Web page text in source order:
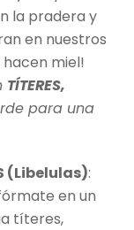
la pradera y
en nuestros
hacen miel!
TÍTERES,
para una
(Libelulas):
en un
títeres,